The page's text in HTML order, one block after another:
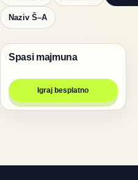
Naziv Š–A
Životinje
Spasi majmuna
Igraj besplatno